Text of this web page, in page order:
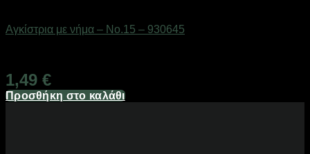
Αγκίστρια με νήμα – No.15 – 930645
1,49 €
Προσθήκη στο καλάθι